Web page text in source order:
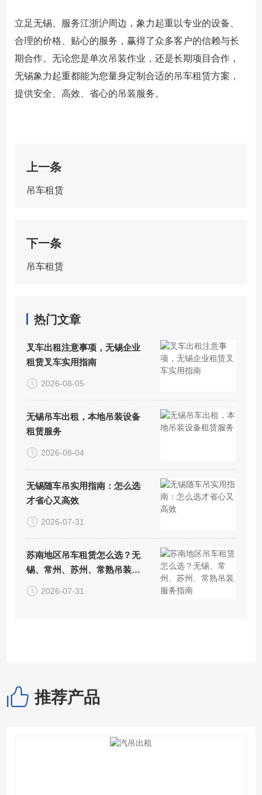
立足无锡、服务江浙沪周边，象力起重以专业的设备、
合理的价格、贴心的服务，赢得了众多客户的信赖与长
期合作。无论您是单次吊装作业，还是长期项目合作，
无锡象力起重都能为您量身定制合适的吊车租赁方案，
提供安全、高效、省心的吊装服务。
上一条
吊车租赁
下一条
吊车租赁
热门文章
叉车出租注意事项，无锡企业
租赁叉车实用指南
2026-08-05
无锡吊车出租，本地吊装设备
租赁服务
2026-08-04
无锡随车吊实用指南：怎么选
才省心又高效
2026-07-31
苏南地区吊车租赁怎么选？无
锡、常州、苏州、常熟吊装服
务指南
2026-07-31
推荐产品